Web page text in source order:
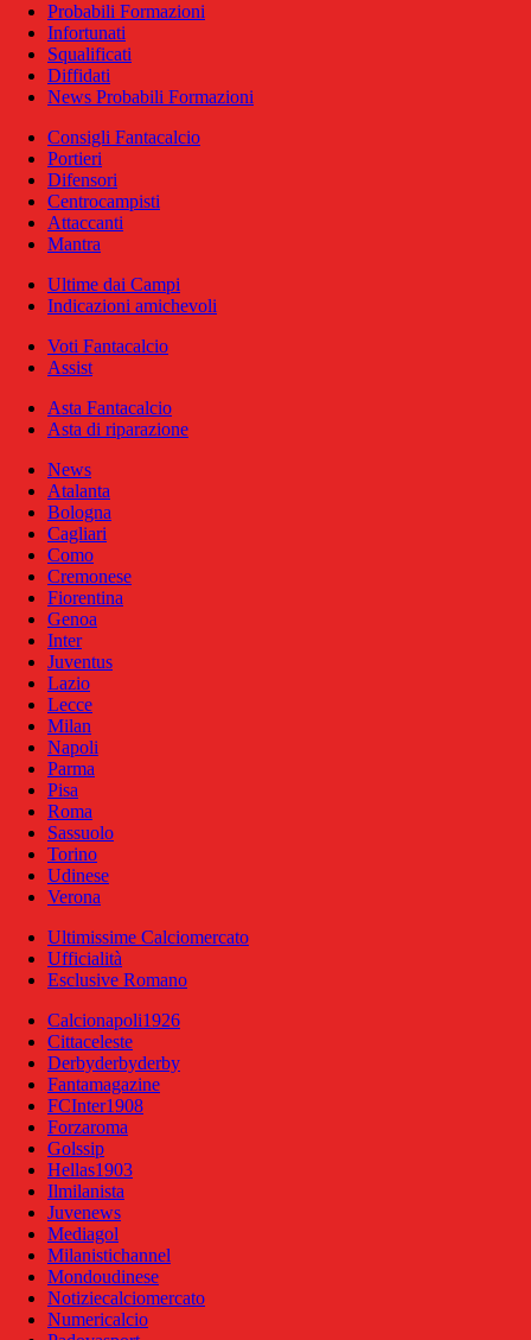
Probabili Formazioni
Infortunati
Squalificati
Diffidati
News Probabili Formazioni
Consigli Fantacalcio
Portieri
Difensori
Centrocampisti
Attaccanti
Mantra
Ultime dai Campi
Indicazioni amichevoli
Voti Fantacalcio
Assist
Asta Fantacalcio
Asta di riparazione
News
Atalanta
Bologna
Cagliari
Como
Cremonese
Fiorentina
Genoa
Inter
Juventus
Lazio
Lecce
Milan
Napoli
Parma
Pisa
Roma
Sassuolo
Torino
Udinese
Verona
Ultimissime Calciomercato
Ufficialità
Esclusive Romano
Calcionapoli1926
Cittaceleste
Derbyderbyderby
Fantamagazine
FCInter1908
Forzaroma
Golssip
Hellas1903
Ilmilanista
Juvenews
Mediagol
Milanistichannel
Mondoudinese
Notiziecalciomercato
Numericalcio